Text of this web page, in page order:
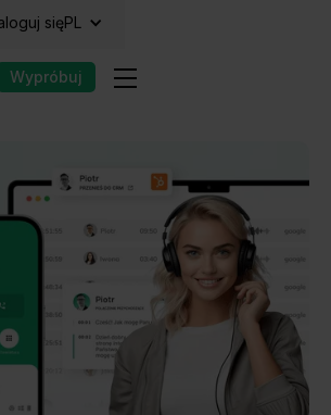
sięPL
Wypróbuj